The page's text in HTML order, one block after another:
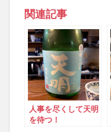
関連記事
人事を尽くして天明
を待つ！